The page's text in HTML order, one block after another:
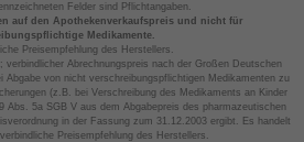
Felder sind Pflichtangaben.
auf den Apothekenverkaufspreis und nicht für
Medikamente.
Preisempfehlung des Herstellers.
verbindlicher Abrechnungspreis nach der Großen Deutschen
Abgabe von nicht verschreibungspflichtigen Medikamenten zu
(z.B. bei Verschreibung des Medikaments an Kinder
Abs. 5a SGB V aus dem Abgabepreis des pharmazeutischen
in der Fassung zum 31.12.2003 ergibt. Es handelt
Preisempfehlung des Herstellers.